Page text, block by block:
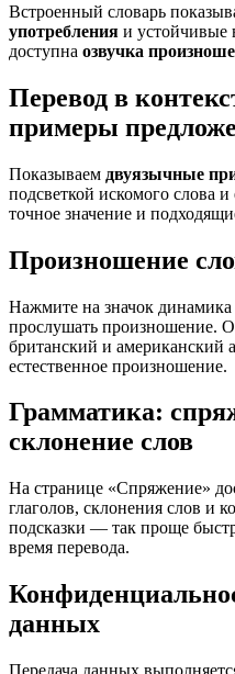
Встроенный словарь
употребления и устойчивые
доступна озвучка
Перевод в
примеры
Показываем двуязычные
подсветкой искомого слова
точное значение и
Произношение
Нажмите на значок
прослушать произношение.
британский и американский
естественное произношение.
Грамматика:
склонение слов
На странице «Спряжение»
глаголов, склонения слов и
подсказки — так проще
время перевода.
данных